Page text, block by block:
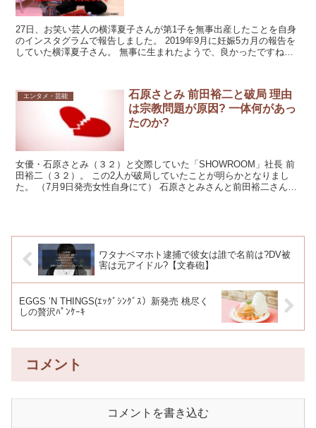
27日、お笑い芸人の横澤夏子さんが第1子を無事出産したことを自身
のインスタグラムで報告しました。 2019年9月に妊娠5カ月の報告を
していた横澤夏子さん。 無事に生まれたようで、良かったですね。
エンタメ・芸能
石原さとみ 前田裕二と破局 理由
は宗教問題が原因? 一体何があっ
たのか?
女優・石原さとみ（３２）と交際していた「SHOWROOM」社長 前
田裕二（３２）。 この2人が破局していたことが明らかとなりまし
た。 （7月9日発売女性自身にて） 石原さとみさんと前田裕二さんの
ワタナベマホト逮捕で彼女は誰で名前は?DV被
害は元アイドル?【文春砲】
EGGS ’N THINGS(ｴｯｸﾞｼﾝｸﾞｽ）新発売 桃尽く
しの贅沢ﾊﾟﾝｹｰｷ
コメント
コメントを書き込む